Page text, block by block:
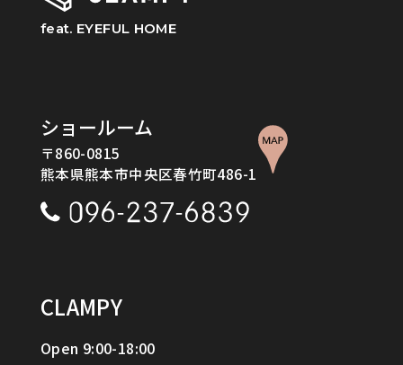
feat. EYEFUL HOME
ショールーム
〒860-0815
熊本県熊本市中央区春竹町486-1
CLAMPY
Open 9:00-18:00